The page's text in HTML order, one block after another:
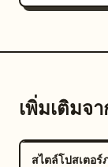
เพิ่มเติมจ
สไตล์โปสเตอร์